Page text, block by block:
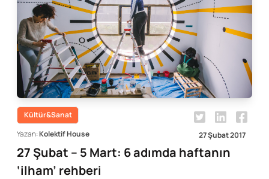
Kültür&Sanat
Yazan:Kolektif House 27 Şubat 2017
27 Şubat – 5 Mart: 6 adımda haftanın
‘ilham’ rehberi